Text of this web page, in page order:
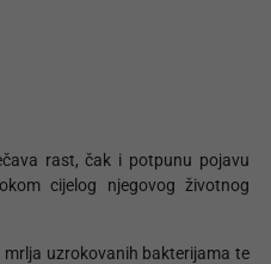
rast, čak i potpunu pojavu
cijelog njegovog životnog
uzrokovanih bakterijama te